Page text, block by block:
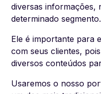
diversas informações,
determinado segmento.
Ele é importante para
com seus clientes,
diversos conteúdos
Usaremos o nosso